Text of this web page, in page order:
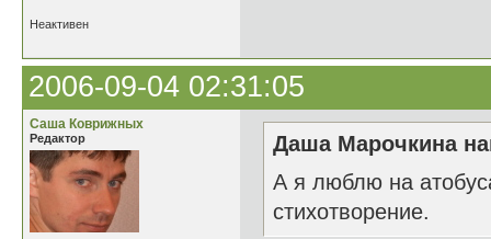
Неактивен
2006-09-04 02:31:05
Саша Коврижных
Редактор
Даша Марочкина
А я люблю на
стихотворение.